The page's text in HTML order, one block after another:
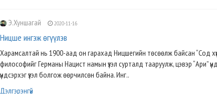
Э.Хуншагай 2020-11-16
Ницше ингэж өгүүлэв
Харамсалтай нь 1900-аад он гарахад Ницшегийн төсөөлж байсан “Сод
философийг Германы Нацист намын үзэл сурталд тааруулж, цэвэр “Ари”
үндсэрхэг үзэл болгож өөрчилсөн байна. Инг..
Дэлгэрэнгүй